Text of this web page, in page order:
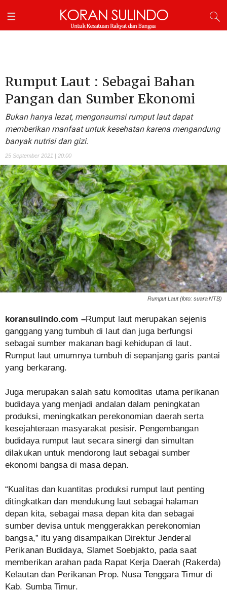
Rumput Laut : Sebagai Bahan
Pangan dan Sumber Ekonomi
Bukan hanya lezat, mengonsumsi rumput laut dapat
memberikan manfaat untuk kesehatan karena mengandung
banyak nutrisi dan gizi.
25 September 2021 | 20:00
Rumput Laut (foto: suara NTB)
koransulindo.com –Rumput laut merupakan sejenis
ganggang yang tumbuh di laut dan juga berfungsi
sebagai sumber makanan bagi kehidupan di laut.
Rumput laut umumnya tumbuh di sepanjang garis pantai
yang berkarang.
Juga merupakan salah satu komoditas utama perikanan
budidaya yang menjadi andalan dalam peningkatan
produksi, meningkatkan perekonomian daerah serta
kesejahteraan masyarakat pesisir. Pengembangan
budidaya rumput laut secara sinergi dan simultan
dilakukan untuk mendorong laut sebagai sumber
ekonomi bangsa di masa depan.
“Kualitas dan kuantitas produksi rumput laut penting
ditingkatkan dan mendukung laut sebagai halaman
depan kita, sebagai masa depan kita dan sebagai
sumber devisa untuk menggerakkan perekonomian
bangsa,” itu yang disampaikan Direktur Jenderal
Perikanan Budidaya, Slamet Soebjakto, pada saat
memberikan arahan pada Rapat Kerja Daerah (Rakerda)
Kelautan dan Perikanan Prop. Nusa Tenggara Timur di
Kab. Sumba Timur.